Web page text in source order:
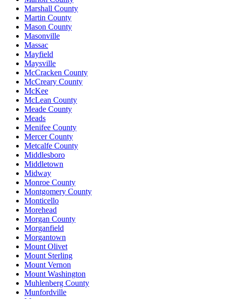
Marshall County
Martin County
Mason County
Masonville
Massac
Mayfield
Maysville
McCracken County
McCreary County
McKee
McLean County
Meade County
Meads
Menifee County
Mercer County
Metcalfe County
Middlesboro
Middletown
Midway
Monroe County
Montgomery County
Monticello
Morehead
Morgan County
Morganfield
Morgantown
Mount Olivet
Mount Sterling
Mount Vernon
Mount Washington
Muhlenberg County
Munfordville